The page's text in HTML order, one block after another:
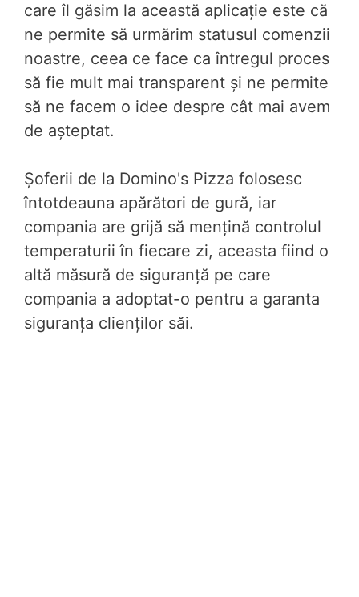
care îl găsim la această aplicație este că
ne permite să urmărim statusul comenzii
noastre, ceea ce face ca întregul proces
să fie mult mai transparent și ne permite
să ne facem o idee despre cât mai avem
de așteptat.
Șoferii de la Domino's Pizza folosesc
întotdeauna apărători de gură, iar
compania are grijă să mențină controlul
temperaturii în fiecare zi, aceasta fiind o
altă măsură de siguranță pe care
compania a adoptat-o pentru a garanta
siguranța clienților săi.